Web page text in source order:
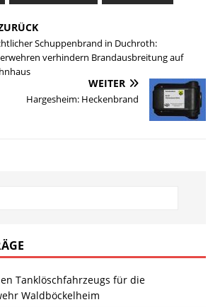
Schuppenbrand in Duchroth:
verhindern Brandausbreitung auf
WEITER
Hargesheim: Heckenbrand
Tanklöschfahrzeugs für die
Waldböckelheim